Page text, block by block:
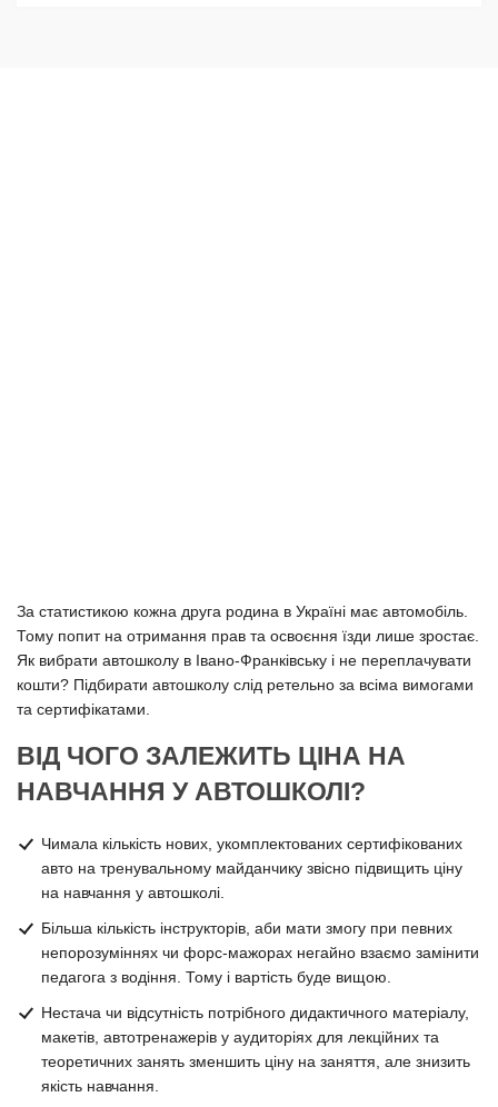
За статистикою кожна друга родина в Україні має автомобіль.
Тому попит на отримання прав та освоєння їзди лише зростає.
Як вибрати автошколу в Івано-Франківську і не переплачувати
кошти? Підбирати автошколу слід ретельно за всіма вимогами
та сертифікатами.
ВІД ЧОГО ЗАЛЕЖИТЬ ЦІНА НА
НАВЧАННЯ У АВТОШКОЛІ?
Чимала кількість нових, укомплектованих сертифікованих
авто на тренувальному майданчику звісно підвищить ціну
на навчання у автошколі.
Більша кількість інструкторів, аби мати змогу при певних
непорозуміннях чи форс-мажорах негайно взаємо замінити
педагога з водіння. Тому і вартість буде вищою.
Нестача чи відсутність потрібного дидактичного матеріалу,
макетів, автотренажерів у аудиторіях для лекційних та
теоретичних занять зменшить ціну на заняття, але знизить
якість навчання.